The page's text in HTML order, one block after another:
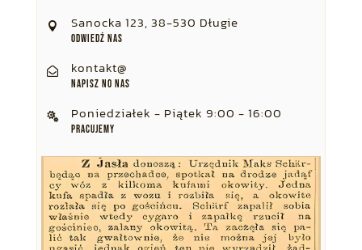
 Sanocka 123, 38-530 Długie
Odwiedź nas
 kontakt@
Napisz no nas
 Poniedziałek - Piątek 9:00 - 16:00
Pracujemy